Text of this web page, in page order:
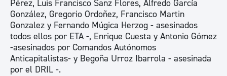
Pérez, Luis Francisco Sanz Flores, Alfredo García
González, Gregorio Ordoñez, Francisco Martin
Gonzalez y Fernando Múgica Herzog - asesinados
todos ellos por ETA -, Enrique Cuesta y Antonio Gómez
-asesinados por Comandos Autónomos
Anticapitalistas- y Begoña Urroz Ibarrola - asesinada
por el DRIL -.